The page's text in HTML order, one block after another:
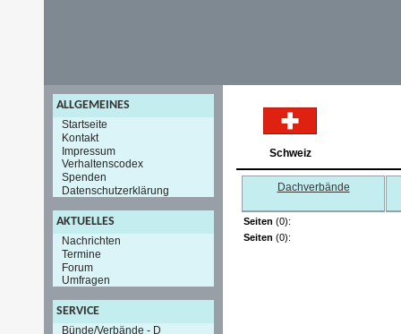
ALLGEMEINES
Startseite
Kontakt
Impressum
Verhaltenscodex
Spenden
Datenschutzerklärung
AKTUELLES
Nachrichten
Termine
Forum
Umfragen
SERVICE
Bünde/Verbände - D
Schweiz
Dachverbände
Seiten (0):
Seiten (0):